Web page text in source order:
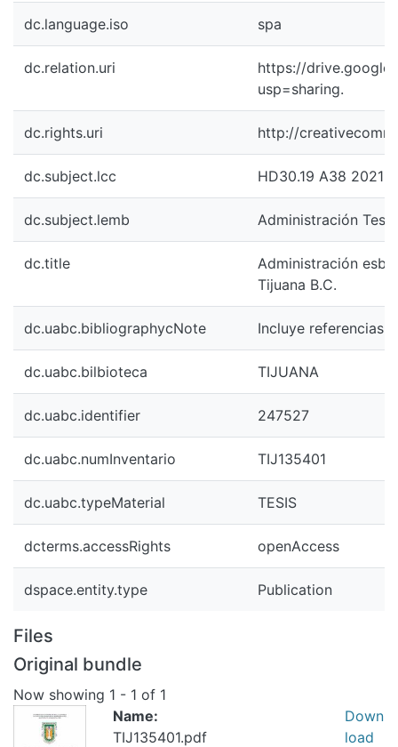
dc.language.iso spa
dc.relation.uri
https://
usp=sharing.
dc.rights.uri http://
dc.subject.lcc HD30.19 A38 2021
dc.subject.lemb Administración
dc.title
Administración
Tijuana B.C.
dc.uabc.bibliographycNote Incluye referencias
dc.uabc.bilbioteca TIJUANA
dc.uabc.identifier 247527
dc.uabc.numInventario TIJ135401
dc.uabc.typeMaterial TESIS
dcterms.accessRights openAccess
dspace.entity.type Publication
Files
Original bundle
Now showing 1 - 1 of 1
Name:
TIJ135401.pdf
Down
load